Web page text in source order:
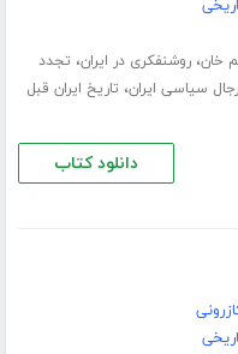
خان،روشنفکری در ایران، تجدد
رجال سیاسی ایران، تاریخ ایران قبل
دانلود کتاب